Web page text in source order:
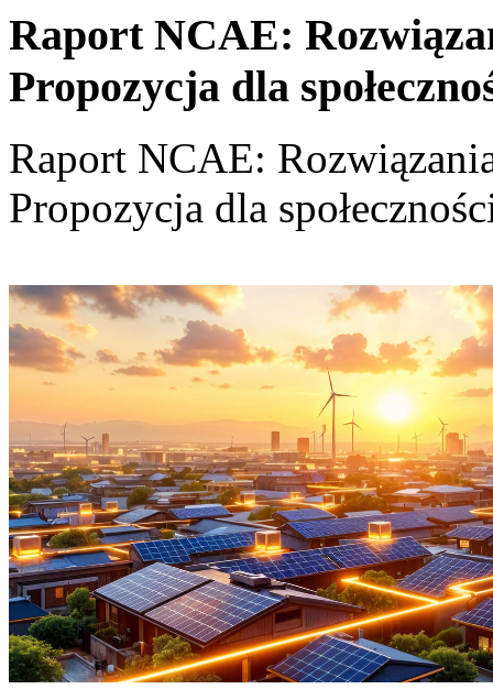
Raport NCAE:
Propozycja dla
Raport NCAE:
Propozycja dla